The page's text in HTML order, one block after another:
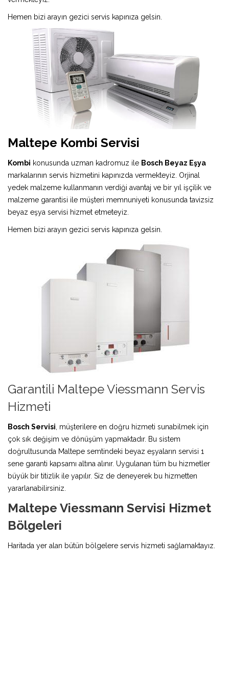
Hemen bizi arayın gezici servis kapınıza gelsin.
Maltepe Kombi Servisi
Kombi konusunda uzman kadromuz ile Bosch Beyaz Eşya
markalarının servis hizmetini kapınızda vermekteyiz. Orjinal
yedek malzeme kullanmanın verdiği avantaj ve bir yıl işçilik ve
malzeme garantisi ile müşteri memnuniyeti konusunda tavizsiz
beyaz eşya servisi hizmet etmeteyiz.
Hemen bizi arayın gezici servis kapınıza gelsin.
Garantili Maltepe Viessmann Servis
Hizmeti
Bosch Servisi , müşterilere en doğru hizmeti sunabilmek için
çok sık değişim ve dönüşüm yapmaktadır. Bu sistem
doğrultusunda Maltepe semtindeki beyaz eşyaların servisi 1
sene garanti kapsamı altına alınır. Uygulanan tüm bu hizmetler
büyük bir titizlik ile yapılır. Siz de deneyerek bu hizmetten
yararlanabilirsiniz.
Maltepe Viessmann Servisi Hizmet
Bölgeleri
Haritada yer alan bütün bölgelere servis hizmeti sağlamaktayız.